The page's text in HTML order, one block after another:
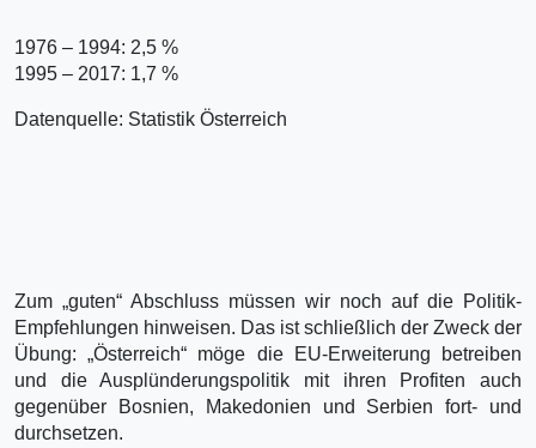
1976 – 1994: 2,5 %
1995 – 2017: 1,7 %
Datenquelle: Statistik Österreich
Zum „guten“ Abschluss müssen wir noch auf die Politik-
Empfehlungen hinweisen. Das ist schließlich der Zweck der
Übung: „Österreich“ möge die EU-Erweiterung betreiben
und die Ausplünderungspolitik mit ihren Profiten auch
gegenüber Bosnien, Makedonien und Serbien fort- und
durchsetzen.